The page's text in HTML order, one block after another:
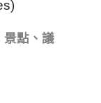
景點、議